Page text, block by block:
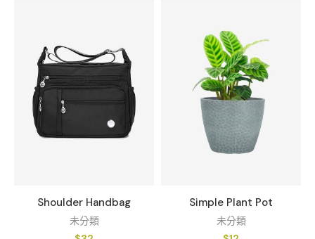
Shoulder Handbag
未分類
Simple Plant Pot
未分類